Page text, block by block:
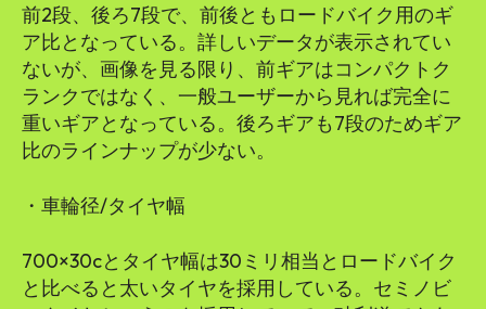
前2段、後ろ7段で、前後ともロードバイク用のギ
ア比となっている。詳しいデータが表示されてい
ないが、画像を見る限り、前ギアはコンパクトク
ランクではなく、一般ユーザーから見れば完全に
重いギアとなっている。後ろギアも7段のためギア
比のラインナップが少ない。
・車輪径/タイヤ幅
700×30cとタイヤ幅は30ミリ相当とロードバイク
と比べると太いタイヤを採用している。セミノビ